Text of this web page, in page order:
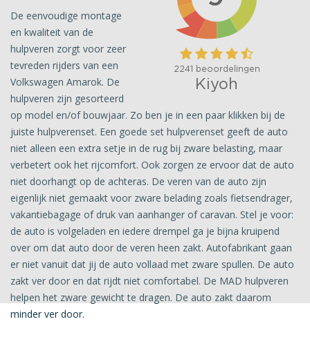
De eenvoudige montage
en kwaliteit van de
hulpveren zorgt voor zeer
tevreden rijders van een
Volkswagen Amarok. De
hulpveren zijn gesorteerd
op model en/of bouwjaar. Zo ben je in een paar klikken bij de
juiste hulpverenset. Een goede set hulpverenset geeft de auto
niet alleen een extra setje in de rug bij zware belasting, maar
verbetert ook het rijcomfort. Ook zorgen ze ervoor dat de auto
niet doorhangt op de achteras. De veren van de auto zijn
eigenlijk niet gemaakt voor zware belading zoals fietsendrager,
vakantiebagage of druk van aanhanger of caravan. Stel je voor:
de auto is volgeladen en iedere drempel ga je bijna kruipend
over om dat auto door de veren heen zakt. Autofabrikant gaan
er niet vanuit dat jij de auto vollaad met zware spullen. De auto
zakt ver door en dat rijdt niet comfortabel. De MAD hulpveren
helpen het zware gewicht te dragen. De auto zakt daarom
minder ver door.